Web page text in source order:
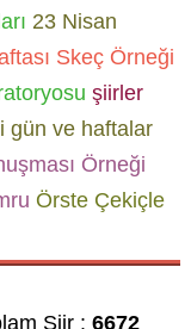
23 Nisan
Skeç Örneği
şiirler
gün ve haftalar
Örneği
Örste Çekiçle
Şiir :6672